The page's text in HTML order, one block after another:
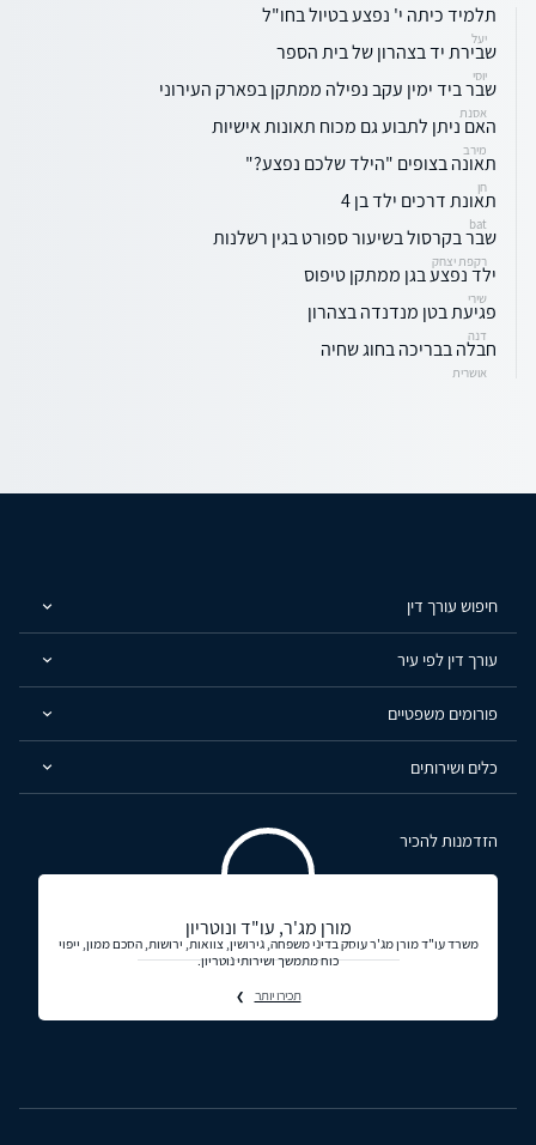
תלמיד כיתה י' נפצע בטיול בחו"ל
יעל
שבירת יד בצהרון של בית הספר
יוסי
שבר ביד ימין עקב נפילה ממתקן בפארק העירוני
אסנת
האם ניתן לתבוע גם מכוח תאונות אישיות
מירב
תאונה בצופים "הילד שלכם נפצע?"
חן
תאונת דרכים ילד בן 4
bat
שבר בקרסול בשיעור ספורט בגין רשלנות
רקפת יצחק
ילד נפצע בגן ממתקן טיפוס
שירי
פגיעת בטן מנדנדה בצהרון
דנה
חבלה בבריכה בחוג שחיה
אושרית
חיפוש עורך דין
עורך דין לפי עיר
פורומים משפטיים
כלים ושירותים
הזדמנות להכיר
מורן מג'ר, עו"ד ונוטריון
משרד עו"ד מורן מג'ר עוסק בדיני משפחה, גירושין, צוואות, ירושות, הסכם ממון, ייפוי
כוח מתמשך ושירותי נוטריון.
תכירו יותר